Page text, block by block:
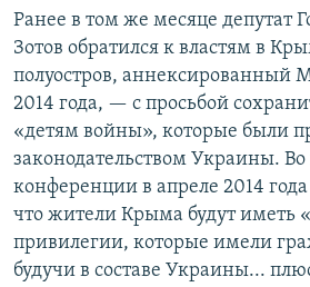
Ранее в том же месяце депутат
Зотов обратился к властям в
полуостров, аннексированный
2014 года, — с просьбой
«детям войны», которые были
законодательством Украины.
конференции в апреле 2014
что жители Крыма будут иметь
привилегии, которые имели
будучи в составе Украины...